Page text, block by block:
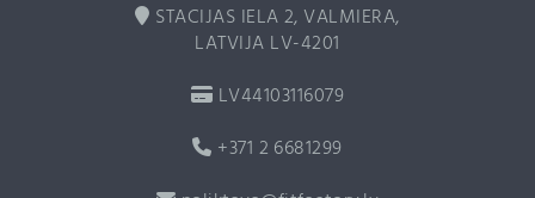
STACIJAS IELA 2, VALMIERA,
LATVIJA LV-4201
LV44103116079
+371 2 6681299